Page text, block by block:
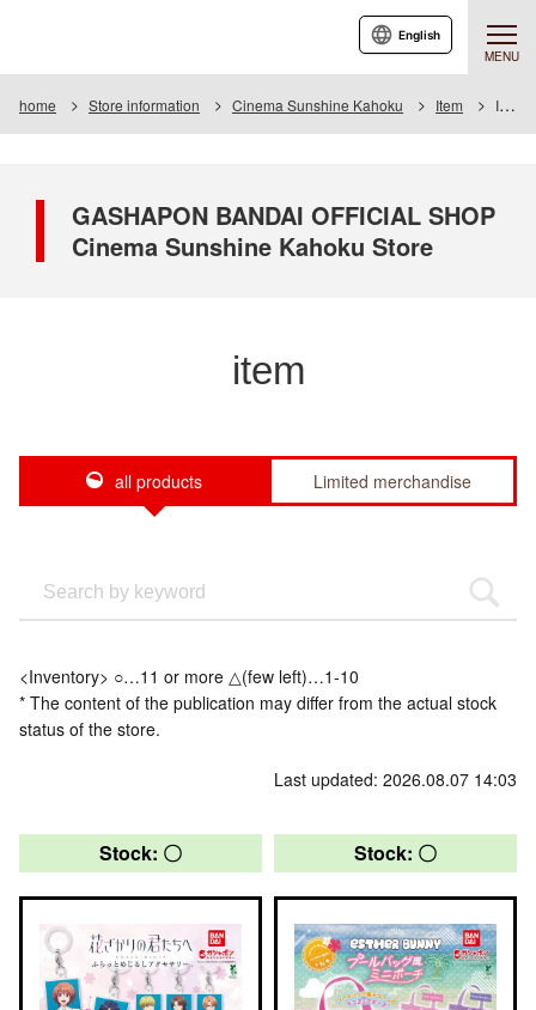
MENU
English
home Store information Cinema Sunshine Kahoku Item Item List
GASHAPON BANDAI OFFICIAL SHOP
Cinema Sunshine Kahoku Store
item
all products Limited merchandise
<Inventory> ○…11 or more △(few left)…1-10
* The content of the publication may differ from the actual stock
status of the store.
Last updated: 2026.08.07 14:03
Stock: 〇 Stock: 〇